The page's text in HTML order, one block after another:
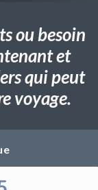
ou besoin
et
qui peut
voyage.